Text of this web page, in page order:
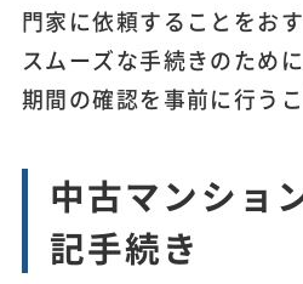
門家に依頼することをお
スムーズな手続きのため
期間の確認を事前に行う
中古マンショ
記手続き